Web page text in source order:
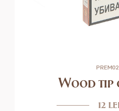
Wood tip
12